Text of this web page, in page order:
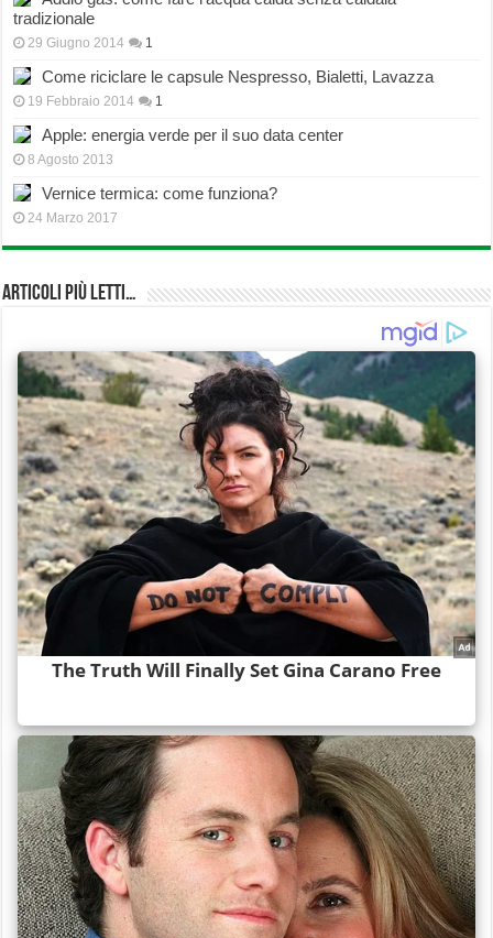
tradizionale
29 Giugno 2014 1
Come riciclare le capsule Nespresso, Bialetti, Lavazza
19 Febbraio 2014 1
Apple: energia verde per il suo data center
8 Agosto 2013
Vernice termica: come funziona?
24 Marzo 2017
Articoli più Letti…